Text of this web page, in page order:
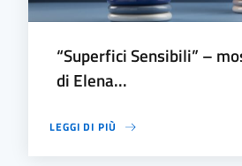
“Superfici Sensibili” –
di Elena...
LEGGI DI PIÙ